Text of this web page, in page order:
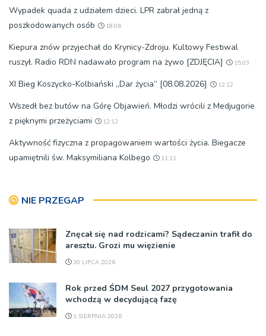
Wypadek quada z udziałem dzieci. LPR zabrał jedną z
poszkodowanych osób
18:06
Kiepura znów przyjechał do Krynicy-Zdroju. Kultowy Festiwal
ruszył. Radio RDN nadawało program na żywo [ZDJĘCIA]
15:03
XI Bieg Koszycko-Kolbiański „Dar życia” [08.08.2026] 12:12
Wszedł bez butów na Górę Objawień. Młodzi wrócili z Medjugorie
z pięknymi przeżyciami
12:12
Aktywność fizyczna z propagowaniem wartości życia. Biegacze
upamiętnili św. Maksymiliana Kolbego
11:11
NIE PRZEGAP
Znęcał się nad rodzicami? Sądeczanin trafił do
aresztu. Grozi mu więzienie
30 LIPCA 2026
Rok przed ŚDM Seul 2027 przygotowania
wchodzą w decydującą fazę
1 SIERPNIA 2026